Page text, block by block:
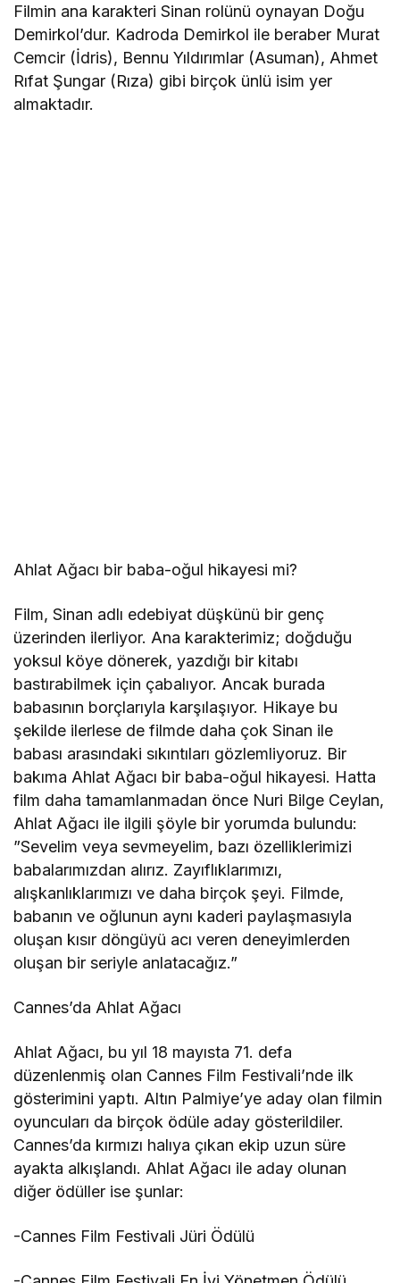
Filmin ana karakteri Sinan rolünü oynayan Doğu
Demirkol’dur. Kadroda Demirkol ile beraber Murat
Cemcir (İdris), Bennu Yıldırımlar (Asuman), Ahmet
Rıfat Şungar (Rıza) gibi birçok ünlü isim yer
almaktadır.
Ahlat Ağacı bir baba-oğul hikayesi mi?
Film, Sinan adlı edebiyat düşkünü bir genç
üzerinden ilerliyor. Ana karakterimiz; doğduğu
yoksul köye dönerek, yazdığı bir kitabı
bastırabilmek için çabalıyor. Ancak burada
babasının borçlarıyla karşılaşıyor. Hikaye bu
şekilde ilerlese de filmde daha çok Sinan ile
babası arasındaki sıkıntıları gözlemliyoruz. Bir
bakıma Ahlat Ağacı bir baba-oğul hikayesi. Hatta
film daha tamamlanmadan önce Nuri Bilge Ceylan,
Ahlat Ağacı ile ilgili şöyle bir yorumda bulundu:
”Sevelim veya sevmeyelim, bazı özelliklerimizi
babalarımızdan alırız. Zayıflıklarımızı,
alışkanlıklarımızı ve daha birçok şeyi. Filmde,
babanın ve oğlunun aynı kaderi paylaşmasıyla
oluşan kısır döngüyü acı veren deneyimlerden
oluşan bir seriyle anlatacağız.”
Cannes’da Ahlat Ağacı
Ahlat Ağacı, bu yıl 18 mayısta 71. defa
düzenlenmiş olan Cannes Film Festivali’nde ilk
gösterimini yaptı. Altın Palmiye’ye aday olan filmin
oyuncuları da birçok ödüle aday gösterildiler.
Cannes’da kırmızı halıya çıkan ekip uzun süre
ayakta alkışlandı. Ahlat Ağacı ile aday olunan
diğer ödüller ise şunlar:
-Cannes Film Festivali Jüri Ödülü